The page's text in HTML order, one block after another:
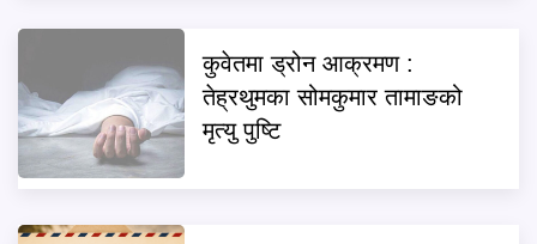
कुवेतमा ड्रोन आक्रमण :
तेह्रथुमका सोमकुमार तामाङको
मृत्यु पुष्टि